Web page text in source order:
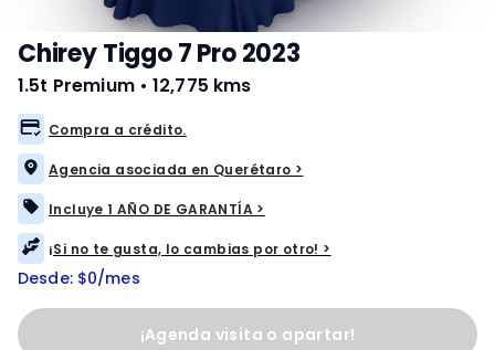
Chirey Tiggo 7 Pro 2023
1.5t Premium • 12,775 kms
Compra a crédito.
Agencia asociada en Querétaro >
Incluye 1 AÑO DE GARANTÍA >
¡Si no te gusta, lo cambias por otro! >
Desde: $0/mes
¡Agenda visita o apartar!